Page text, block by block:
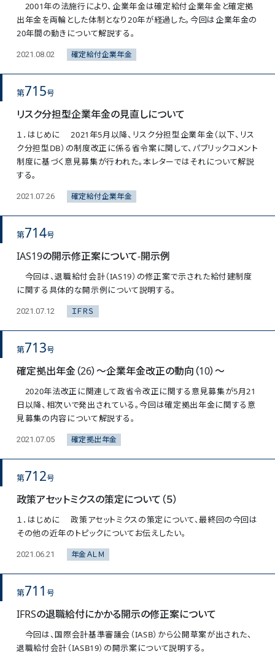
2001年の法施行により、企業年金は確定給付企業年金と確定拠
出年金を両輪とした体制となり20年が経過した。今回は企業年金の
20年間の動きについて解説する。
2021.08.02 確定給付企業年金
第715号
リスク分担型企業年金の見直しについて
１．はじめに 2021年5月以降、リスク分担型企業年金（以下、リス
ク分担型DB）の制度改正に係る省令案に関して、パブリックコメント
制度に基づく意見募集が行われた。本レターではそれについて解説
する。
2021.07.26 確定給付企業年金
第714号
IAS19の開示修正案について‐開示例
今回は、退職給付会計（IAS19）の修正案で示された給付建制度
に関する具体的な開示例について説明する。
2021.07.12 ＩＦＲＳ
第713号
確定拠出年金（26）～企業年金改正の動向（10）～
2020年法改正に関連して政省令改正に関する意見募集が5月21
日以降、相次いで発出されている。今回は確定拠出年金に関する意
見募集の内容について解説する。
2021.07.05 確定拠出年金
第712号
政策アセットミクスの策定について（５）
１．はじめに 政策アセットミクスの策定について、最終回の今回は
その他の近年のトピックについてお伝えしたい。
2021.06.21 年金ＡＬＭ
第711 号
IFRSの退職給付にかかる開示の修正案について
今回は、国際会計基準審議会（IASB）から公開草案が出された、
退職給付会計（IASB19）の開示案について説明する。